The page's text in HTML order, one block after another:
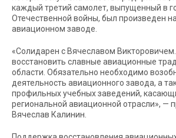
каждый третий самолет, выпущенный в
Отечественной войны, был произведен
авиационном заводе.
«Солидарен с Вячеславом
восстановить славные авиационные
области. Обязательно необходимо
деятельность авиационного завода, а
профильных учебных заведений,
региональной авиационной отрасли», —
Вячеслав Калинин.